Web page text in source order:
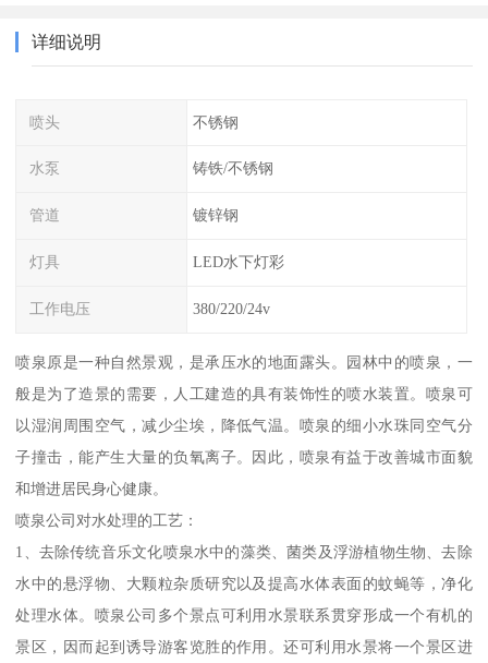
详细说明
喷头 不锈钢
水泵 铸铁/不锈钢
管道 镀锌钢
灯具 LED水下灯彩
工作电压 380/220/24v
喷泉原是一种自然景观，是承压水的地面露头。园林中的喷泉，一
般是为了造景的需要，人工建造的具有装饰性的喷水装置。喷泉可
以湿润周围空气，减少尘埃，降低气温。喷泉的细小水珠同空气分
子撞击，能产生大量的负氧离子。因此，喷泉有益于改善城市面貌
和增进居民身心健康。
喷泉公司对水处理的工艺：
1、去除传统音乐文化喷泉水中的藻类、菌类及浮游植物生物、去除
水中的悬浮物、大颗粒杂质研究以及提高水体表面的蚊蝇等，净化
处理水体。喷泉公司多个景点可利用水景联系贯穿形成一个有机的
景区，因而起到诱导游客览胜的作用。还可利用水景将一个景区进